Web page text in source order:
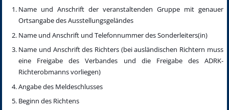
Name und Anschrift der veranstaltenden Gruppe mit genauer
Ortsangabe des Ausstellungsgeländes
Name und Anschrift und Telefonnummer des Sonderleiters(in)
Name und Anschrift des Richters (bei ausländischen Richtern muss
eine Freigabe des Verbandes und die Freigabe des ADRK-
Richterobmanns vorliegen)
Angabe des Meldeschlusses
Beginn des Richtens